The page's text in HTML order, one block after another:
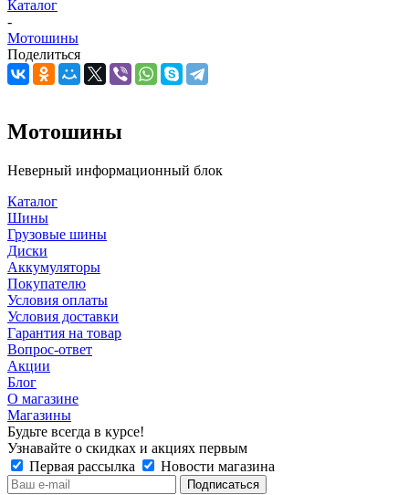
Каталог
-
Мотошины
Поделиться
Мотошины
Неверный информационный блок
Каталог
Шины
Грузовые шины
Диски
Аккумуляторы
Покупателю
Условия оплаты
Условия доставки
Гарантия на товар
Вопрос-ответ
Акции
Блог
О магазине
Магазины
Будьте всегда в курсе!
Узнавайте о скидках и акциях первым
Первая рассылка
Новости магазина